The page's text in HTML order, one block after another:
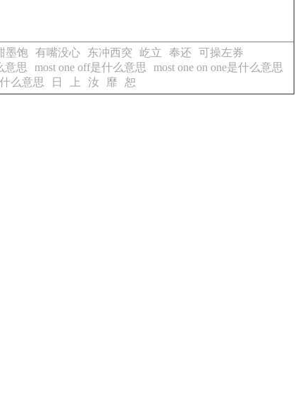
墨饱 有嘴没心 东冲西突 屹立 奉还
可操左券
意思 most one off是什么意思
most one on one是什么意思
么意思 日 上 汝 靡 恕